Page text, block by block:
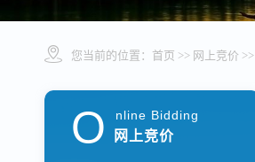
您当前的位置： 首页 >> 网上竞价 >>
O nline Bidding
网上竞价